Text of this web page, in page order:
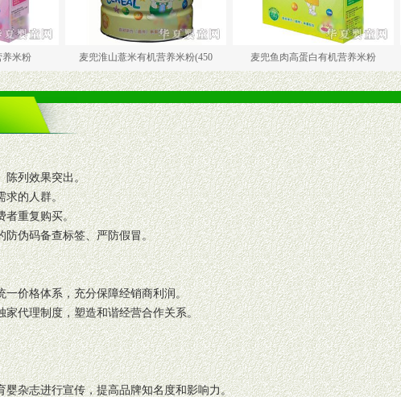
麦兜淮山薏米有机营养米粉(450 麦兜鱼肉高蛋白有机营养米粉 麦兜五
陈列效果突出。
求的人群。
者重复购买。
防伪码备查标签、严防假冒。
一价格体系，充分保障经销商利润。
家代理制度，塑造和谐经营合作关系。
婴杂志进行宣传，提高品牌知名度和影响力。